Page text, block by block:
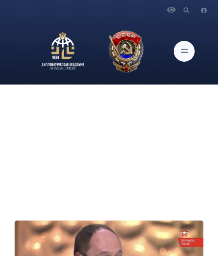
профессор кафедры мировой экономики Дипломатической
академии МИД России А.С.Харланов дал комментарии о
начавшемся дипломатическом наступлении Поднебесной в
разных регионах мира